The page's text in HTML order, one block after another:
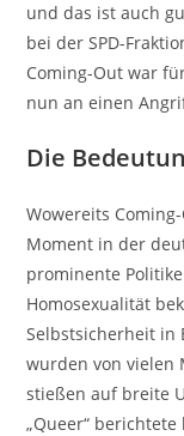
und das ist auch
bei der SPD-
Coming-Out war
nun an einen
Die
Wowereits
Moment in der
prominente
Homosexualität
Selbstsicherheit in
wurden von vielen
stießen auf breite
„Queer“